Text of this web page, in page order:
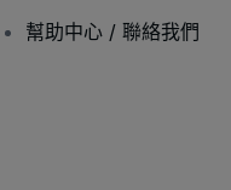
幫助中心 / 聯絡我們